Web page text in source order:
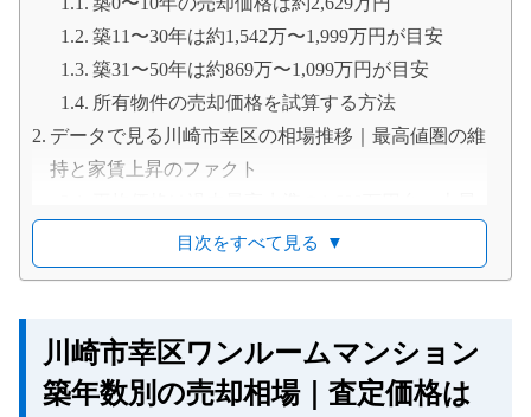
築11〜30年は約1,542万〜1,999万円が目安
築31〜50年は約869万〜1,099万円が目安
所有物件の売却価格を試算する方法
データで見る川崎市幸区の相場推移｜最高値圏の維
持と家賃上昇のファクト
川崎市幸区のワンルームマンション実成約事例（直
近データ）
【独自分析】川崎市幸区の築年数と価格・利回りの
相関関係
「築年数と㎡単価」の散布図（実データ46
目次をすべて見る ▼
川崎市幸区ワンルームマンション
築年数別の売却相場｜査定価格は